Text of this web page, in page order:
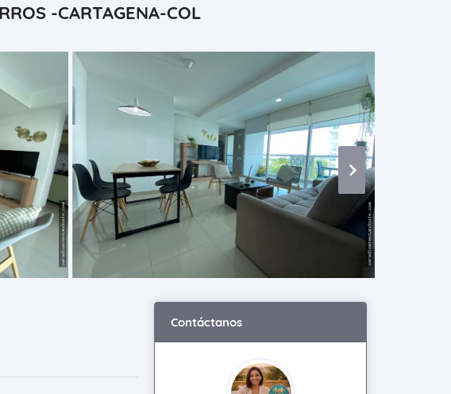
-CARTAGENA-COL
Contáctanos